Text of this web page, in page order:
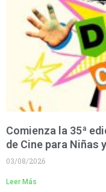
Comienza la 35ª
de Cine para Niñas
03/08/2026
Leer Más